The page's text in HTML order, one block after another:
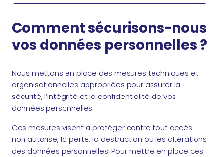
Comment sécurisons-nous
vos données personnelles ?
Nous mettons en place des mesures techniques et
organisationnelles appropriées pour assurer la
sécurité, l’intégrité et la confidentialité de vos
données personnelles.
Ces mesures visent à protéger contre tout accès
non autorisé, la perte, la destruction ou les altérations
des données personnelles. Pour mettre en place ces